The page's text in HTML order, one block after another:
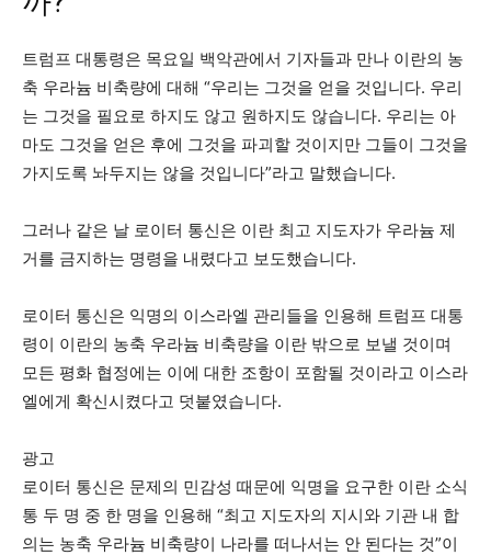
트럼프 대통령은 목요일 백악관에서 기자들과 만나 이란의 농
축 우라늄 비축량에 대해 “우리는 그것을 얻을 것입니다. 우리
는 그것을 필요로 하지도 않고 원하지도 않습니다. 우리는 아
마도 그것을 얻은 후에 그것을 파괴할 것이지만 그들이 그것을
가지도록 놔두지는 않을 것입니다”라고 말했습니다.
그러나 같은 날 로이터 통신은 이란 최고 지도자가 우라늄 제
거를 금지하는 명령을 내렸다고 보도했습니다.
로이터 통신은 익명의 이스라엘 관리들을 인용해 트럼프 대통
령이 이란의 농축 우라늄 비축량을 이란 밖으로 보낼 것이며
모든 평화 협정에는 이에 대한 조항이 포함될 것이라고 이스라
엘에게 확신시켰다고 덧붙였습니다.
광고
로이터 통신은 문제의 민감성 때문에 익명을 요구한 이란 소식
통 두 명 중 한 명을 인용해 “최고 지도자의 지시와 기관 내 합
의는 농축 우라늄 비축량이 나라를 떠나서는 안 된다는 것”이